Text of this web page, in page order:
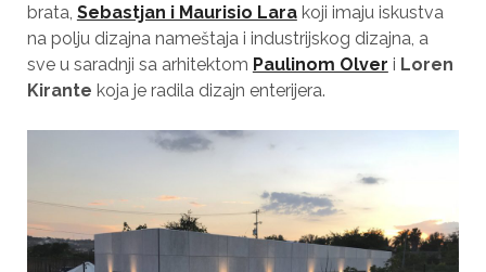
brata, Sebastjan i Maurisio Lara koji imaju iskustva
na polju dizajna nameštaja i industrijskog dizajna, a
sve u saradnji sa arhitektom Paulinom Olver i Loren
Kirante koja je radila dizajn enterijera.